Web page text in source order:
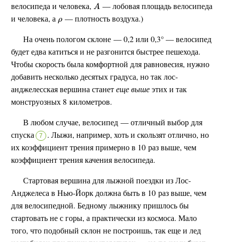
велосипеда и человека,
— лобовая площадь велосипеда
и человека, а
— плотность воздуха.)
На очень пологом склоне — 0,2 или 0,3° — велосипед
будет едва катиться и не разгонится быстрее пешехода.
Чтобы скорость была комфортной для равновесия, нужно
добавить несколько десятых градуса, но так лос-
анджелесская вершина станетеще вышеэтих и так
монструозных 8 километров.
В любом случае, велосипед — отличный выбор для
спуска
7 . Лыжи, например, хоть и скользят отлично, но
их коэффициент трения примерно в 10 раз выше, чем
коэффициент трения качения велосипеда.
Стартовая вершина для лыжной поездки из Лос-
Анджелеса в Нью-Йорк должна быть в 10 раз выше, чем
для велосипедной. Бедному лыжнику пришлось бы
стартовать не с горы, а практически из космоса. Мало
того, что подобный склон не построишь, так еще и лед